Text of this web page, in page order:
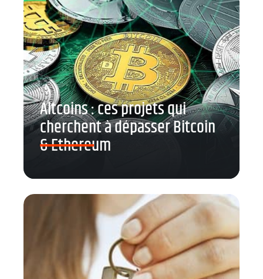
Altcoins : ces projets qui
cherchent à dépasser Bitcoin
& Ethereum